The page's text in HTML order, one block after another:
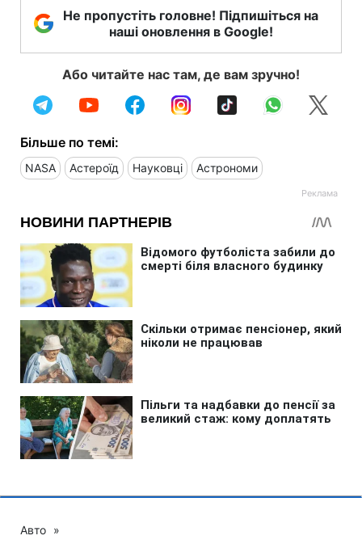
Не пропустіть головне! Підпишіться на
наші оновлення в Google!
Або читайте нас там, де вам зручно!
Більше по темі:
NASA Астероїд Науковці Астрономи
Авто »